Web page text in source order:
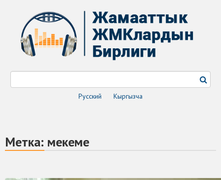
Русский Кыргызча
Метка: мекеме